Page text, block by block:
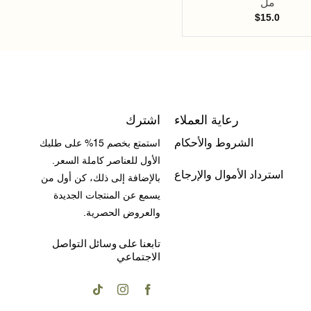
مل
$15.0
رعاية العملاء
الشروط والأحكام
استرداد الأموال والإرجاع
اشترك
استمتع بخصم 15% على طلبك
الأول للعناصر كاملة السعر.
بالإضافة إلى ذلك، كن أول من
يسمع عن المنتجات الجديدة
والعروض الحصرية.
تابعنا على وسائل التواصل
الاجتماعي